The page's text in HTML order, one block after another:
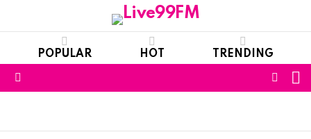
POPULAR HOT TRENDING